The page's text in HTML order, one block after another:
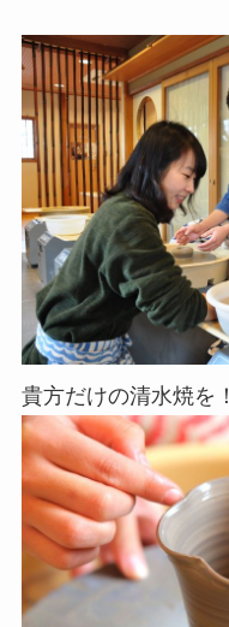
貴方だけの清水焼を！